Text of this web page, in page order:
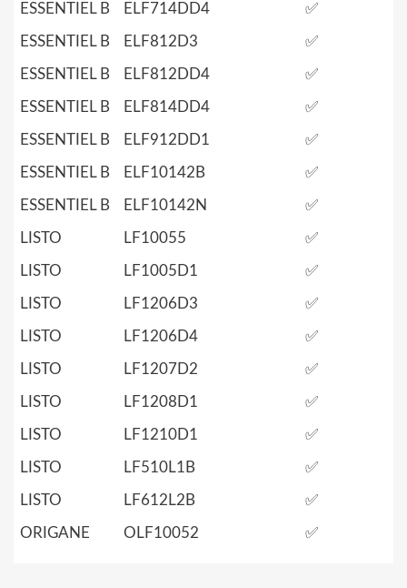
ESSENTIEL B ELF714DD4 ✅
ESSENTIEL B ELF812D3 ✅
ESSENTIEL B ELF812DD4 ✅
ESSENTIEL B ELF814DD4 ✅
ESSENTIEL B ELF912DD1 ✅
ESSENTIEL B ELF10142B ✅
ESSENTIEL B ELF10142N ✅
LISTO LF10055 ✅
LISTO LF1005D1 ✅
LISTO LF1206D3 ✅
LISTO LF1206D4 ✅
LISTO LF1207D2 ✅
LISTO LF1208D1 ✅
LISTO LF1210D1 ✅
LISTO LF510L1B ✅
LISTO LF612L2B ✅
ORIGANE OLF10052 ✅